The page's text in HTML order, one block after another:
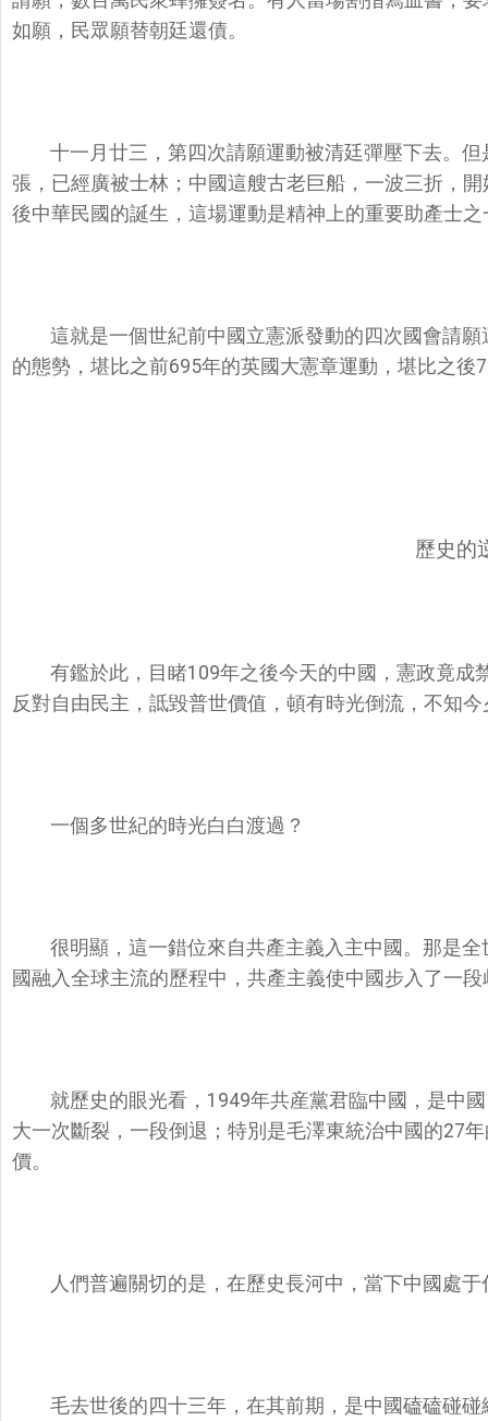
如願，民眾願替朝廷還債。
十一月廿三，第四次請願運動被清廷彈壓下去。
張，已經廣被士林；中國這艘古老巨船，一波三折，
後中華民國的誕生，這場運動是精神上的重要助產士之
這就是一個世紀前中國立憲派發動的四次國會請
的態勢，堪比之前695年的英國大憲章運動，堪比之後
歷史的
有鑑於此，目睹109年之後今天的中國，憲政竟成
反對自由民主，詆毀普世價值，頓有時光倒流，不知
一個多世紀的時光白白渡過？
很明顯，這一錯位來自共產主義入主中國。那是
國融入全球主流的歷程中，共產主義使中國步入了一
就歷史的眼光看，1949年共産黨君臨中國，是中
大一次斷裂，一段倒退；特別是毛澤東統治中國的27
價。
人們普遍關切的是，在歷史長河中，當下中國處于
毛去世後的四十三年，在其前期，是中國磕磕碰